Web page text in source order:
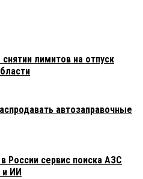
лимитов на отпуск
автозаправочные
России сервис поиска АЗС
и ИИ